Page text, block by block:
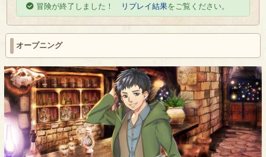
冒険が終了しました！ リプレイ結果をご覧ください。
オープニング